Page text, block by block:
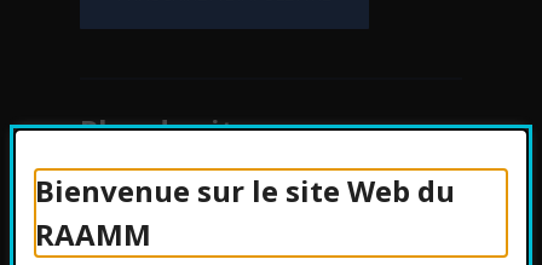
Bienvenue sur le site Web du
RAAMM
Plan du site
Protection des
renseignements